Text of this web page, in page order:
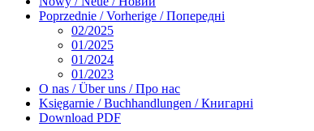
Poprzednie / Vorherige / Попередні
02/2025
01/2025
01/2024
01/2023
O nas / Über uns / Про нас
Księgarnie / Buchhandlungen / Книгарні
Download PDF